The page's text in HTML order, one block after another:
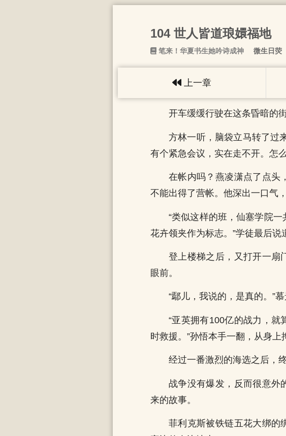
104 世人皆道琅嬛福地
笔来！华夏书生她吟诗成神 微生日荧
上一章
开车缓缓行驶在这条昏暗的
方林一听，脑袋立马转了过
有个紧急会议，实在走不开。怎
在帐内吗？燕凌潇点了点头
不能出得了营帐。他深出一口气
“类似这样的班，仙塞学院
花卉领夹作为标志。”学徒最后说
登上楼梯之后，又打开一扇
眼前。
“鄢儿，我说的，是真的。”
“亚英拥有100亿的战力，就
时救援。”孙悟本手一翻，从身上
经过一番激烈的海选之后，
战争没有爆发，反而很意外
来的故事。
菲利克斯被铁链五花大绑的